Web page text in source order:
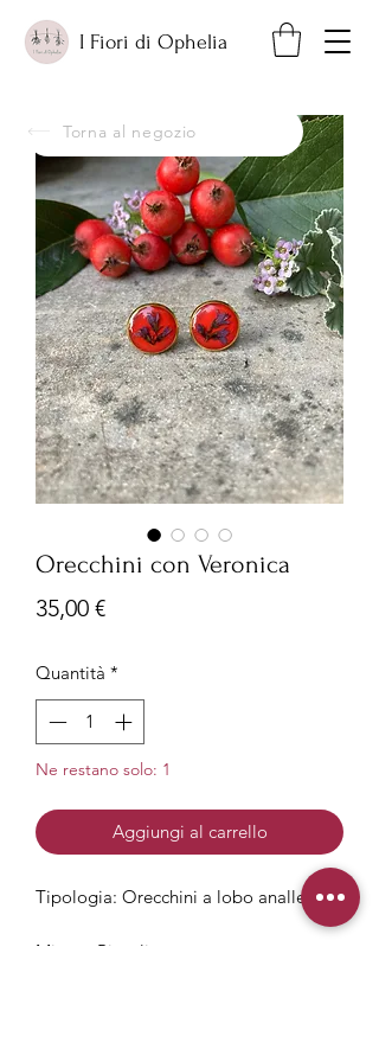
I Fiori di Ophelia
Orecchini con Veronica
35,00 €Prezzo
Quantità *
Ne restano solo: 1
Aggiungi al carrello
Tipologia: Orecchini a lobo anallergici
Misura: Piccoli
Torna al negozio